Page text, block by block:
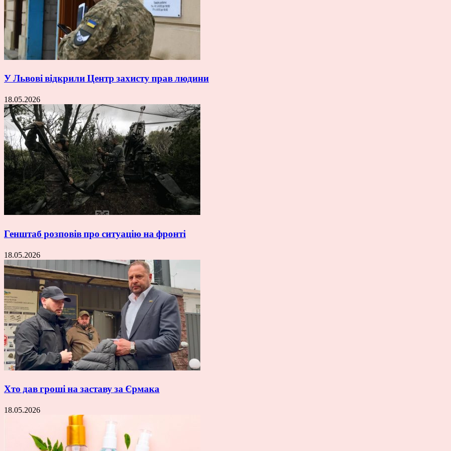
У Львові відкрили Центр захисту прав людини
18.05.2026
Генштаб розповів про ситуацію на фронті
18.05.2026
Хто дав гроші на заставу за Єрмака
18.05.2026